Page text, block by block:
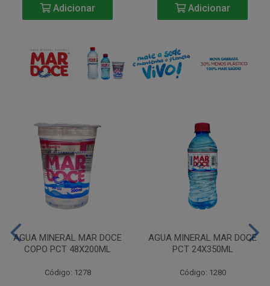
Adicionar Adicionar
AGUA MINERAL MAR DOCE
COPO PCT 48X200ML
Código: 1278
AGUA MINERAL MAR DOCE
PCT 24X350ML
Código: 1280